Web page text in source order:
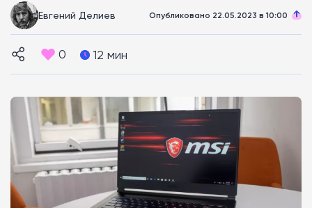
Евгений Делиев Опубликовано 22.05.2023 в 10:00
0 12 мин